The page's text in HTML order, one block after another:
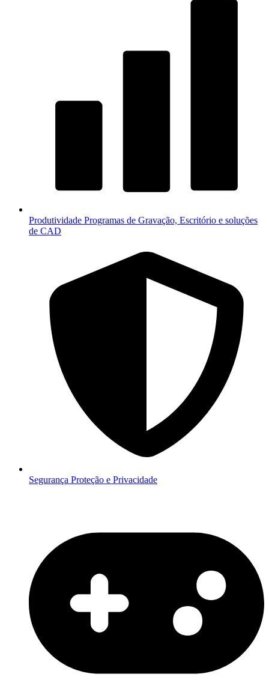
Produtividade Programas de Gravação, Escritório e soluções
de CAD
Segurança Proteção e Privacidade